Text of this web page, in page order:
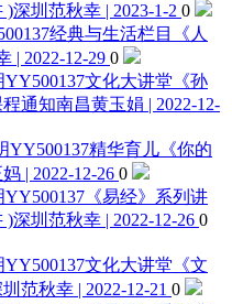
)深圳范秋幸 | 2023-1-2 0
经典与生活栏目《人
| 2022-12-29 0
YY500137文化大讲堂《孙
通知南昌黄玉娟 | 2022-12-
YY500137精华育儿《你的
| 2022-12-26 0
YY500137《易经》系列讲
)深圳范秋幸 | 2022-12-26 0
YY500137文化大讲堂《文
范秋幸 | 2022-12-21 0